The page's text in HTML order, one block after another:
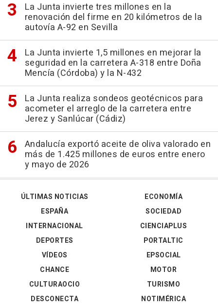
La Junta invierte tres millones en la
renovación del firme en 20 kilómetros de la
autovía A-92 en Sevilla
La Junta invierte 1,5 millones en mejorar la
seguridad en la carretera A-318 entre Doña
Mencía (Córdoba) y la N-432
La Junta realiza sondeos geotécnicos para
acometer el arreglo de la carretera entre
Jerez y Sanlúcar (Cádiz)
Andalucía exportó aceite de oliva valorado en
más de 1.425 millones de euros entre enero
y mayo de 2026
ÚLTIMAS NOTICIAS
ESPAÑA
INTERNACIONAL
DEPORTES
VÍDEOS
ECONOMÍA
SOCIEDAD
CIENCIAPLUS
PORTALTIC
EPSOCIAL
CHANCE
CULTURAOCIO
DESCONECTA
MOTOR
TURISMO
NOTIMÉRICA